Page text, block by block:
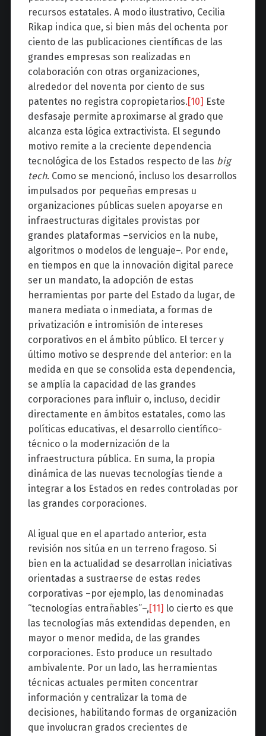
recursos estatales. A modo ilustrativo, Cecilia
Rikap indica que, si bien más del ochenta por
ciento de las publicaciones científicas de las
grandes empresas son realizadas en
colaboración con otras organizaciones,
alrededor del noventa por ciento de sus
patentes no registra copropietarios. [10] Este
desfasaje permite aproximarse al grado que
alcanza esta lógica extractivista. El segundo
motivo remite a la creciente dependencia
tecnológica de los Estados respecto de las big
tech. Como se mencionó, incluso los desarrollos
impulsados por pequeñas empresas u
organizaciones públicas suelen apoyarse en
infraestructuras digitales provistas por
grandes plataformas –servicios en la nube,
algoritmos o modelos de lenguaje–. Por ende,
en tiempos en que la innovación digital parece
ser un mandato, la adopción de estas
herramientas por parte del Estado da lugar, de
manera mediata o inmediata, a formas de
privatización e intromisión de intereses
corporativos en el ámbito público. El tercer y
último motivo se desprende del anterior: en la
medida en que se consolida esta dependencia,
se amplía la capacidad de las grandes
corporaciones para influir o, incluso, decidir
directamente en ámbitos estatales, como las
políticas educativas, el desarrollo científico-
técnico o la modernización de la
infraestructura pública. En suma, la propia
dinámica de las nuevas tecnologías tiende a
integrar a los Estados en redes controladas por
las grandes corporaciones.
Al igual que en el apartado anterior, esta
revisión nos sitúa en un terreno fragoso. Si
bien en la actualidad se desarrollan iniciativas
orientadas a sustraerse de estas redes
corporativas –por ejemplo, las denominadas
“tecnologías entrañables”–, [11] lo cierto es que
las tecnologías más extendidas dependen, en
mayor o menor medida, de las grandes
corporaciones. Esto produce un resultado
ambivalente. Por un lado, las herramientas
técnicas actuales permiten concentrar
información y centralizar la toma de
decisiones, habilitando formas de organización
que involucran grados crecientes de